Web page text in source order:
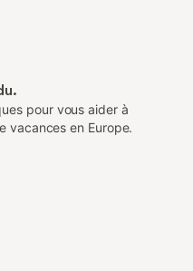
pour vous aider à
vacances en Europe.